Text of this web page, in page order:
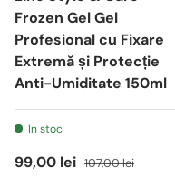
Frozen Gel Gel
Profesional cu Fixare
Extremă și Protecție
Anti-Umiditate 150ml
In stoc
99,00 lei 107,00 lei